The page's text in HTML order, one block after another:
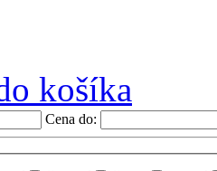
košíka
Cena do: